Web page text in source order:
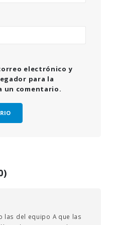
electrónico y
para la
un comentario.
las del equipo A que las